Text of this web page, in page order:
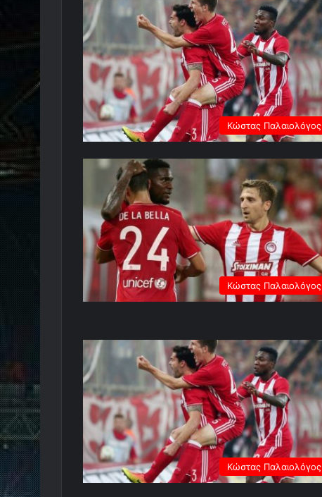
Κώστας Παλαιολόγος
Κώστας Παλαιολόγος
Κώστας Παλαιολόγος